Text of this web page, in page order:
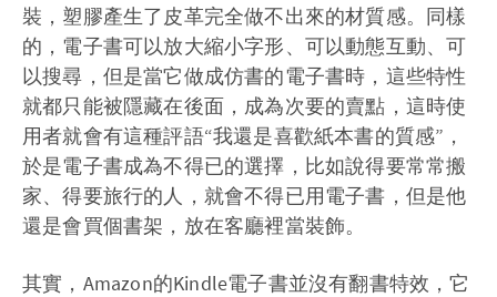
裝，塑膠產生了皮革完全做不出來的材質感。同樣
的，電子書可以放大縮小字形、可以動態互動、可
以搜尋，但是當它做成仿書的電子書時，這些特性
就都只能被隱藏在後面，成為次要的賣點，這時使
用者就會有這種評語“我還是喜歡紙本書的質感”，
於是電子書成為不得已的選擇，比如說得要常常搬
家、得要旅行的人，就會不得已用電子書，但是他
還是會買個書架，放在客廳裡當裝飾。
其實，Amazon的Kindle電子書並沒有翻書特效，它